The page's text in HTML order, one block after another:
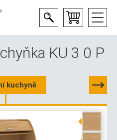
KU 3 0 P
kuchyně